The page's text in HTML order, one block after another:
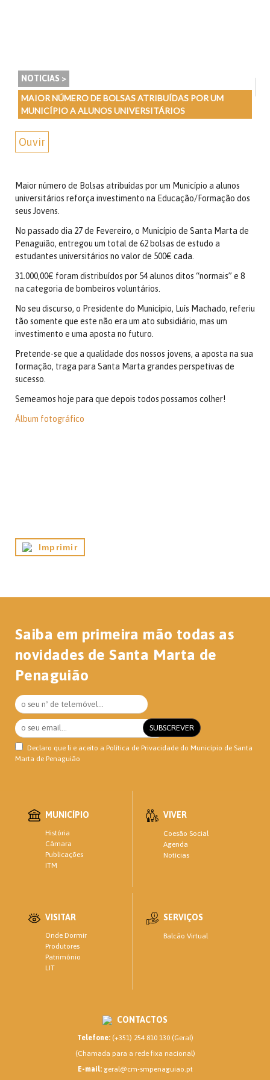
NOTICIAS >
MAIOR NÚMERO DE BOLSAS ATRIBUÍDAS POR UM
MUNICÍPIO A ALUNOS UNIVERSITÁRIOS
Ouvir
Maior número de Bolsas atribuídas por um Município a alunos
universitários reforça investimento na Educação/Formação dos
seus Jovens.
No passado dia 27 de Fevereiro, o Município de Santa Marta de
Penaguião, entregou um total de 62 bolsas de estudo a
estudantes universitários no valor de 500€ cada.
31.000,00€ foram distribuídos por 54 alunos ditos “normais” e 8
na categoria de bombeiros voluntários.
No seu discurso, o Presidente do Município, Luís Machado, referiu
tão somente que este não era um ato subsidiário, mas um
investimento e uma aposta no futuro.
Pretende-se que a qualidade dos nossos jovens, a aposta na sua
formação, traga para Santa Marta grandes perspetivas de
sucesso.
Semeamos hoje para que depois todos possamos colher!
Álbum fotográfico
Imprimir
Saiba em primeira mão todas as
novidades de Santa Marta de
Penaguião
Declaro que li e aceito a Política de Privacidade do Município de Santa
Marta de Penaguião
MUNICÍPIO
História
Câmara
Publicações
ITM
VIVER
Coesão Social
Agenda
Notícias
VISITAR
Onde Dormir
Produtores
Património
LIT
SERVIÇOS
Balcão Virtual
CONTACTOS
Telefone:(+351) 254 810 130 (Geral)
(Chamada para a rede fixa nacional)
E-mail:geral@cm-smpenaguiao.pt